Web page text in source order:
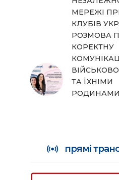
МЕРЕЖІ
КЛУБІВ
РОЗМОВА
КОРЕКТНУ
ТА ЇХНІМИ
РОДИНАМИ
прямі